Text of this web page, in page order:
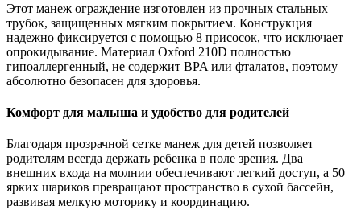
Этот манеж ограждение изготовлен из прочных стальных
трубок, защищенных мягким покрытием. Конструкция
надежно фиксируется с помощью 8 присосок, что исключает
опрокидывание. Материал Oxford 210D полностью
гипоаллергенный, не содержит BPA или фталатов, поэтому
абсолютно безопасен для здоровья.
Комфорт для малыша и удобство для родителей
Благодаря прозрачной сетке манеж для детей позволяет
родителям всегда держать ребенка в поле зрения. Два
внешних входа на молнии обеспечивают легкий доступ, а 50
ярких шариков превращают пространство в сухой бассейн,
развивая мелкую моторику и координацию.